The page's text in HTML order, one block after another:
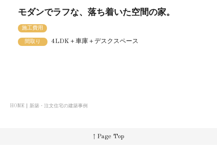
モダンでラフな、落ち着いた空間の家。
施工費用
間取り 4LDK＋車庫＋デスクスペース
HOME 新築・注文住宅の建築事例
↑ Page Top